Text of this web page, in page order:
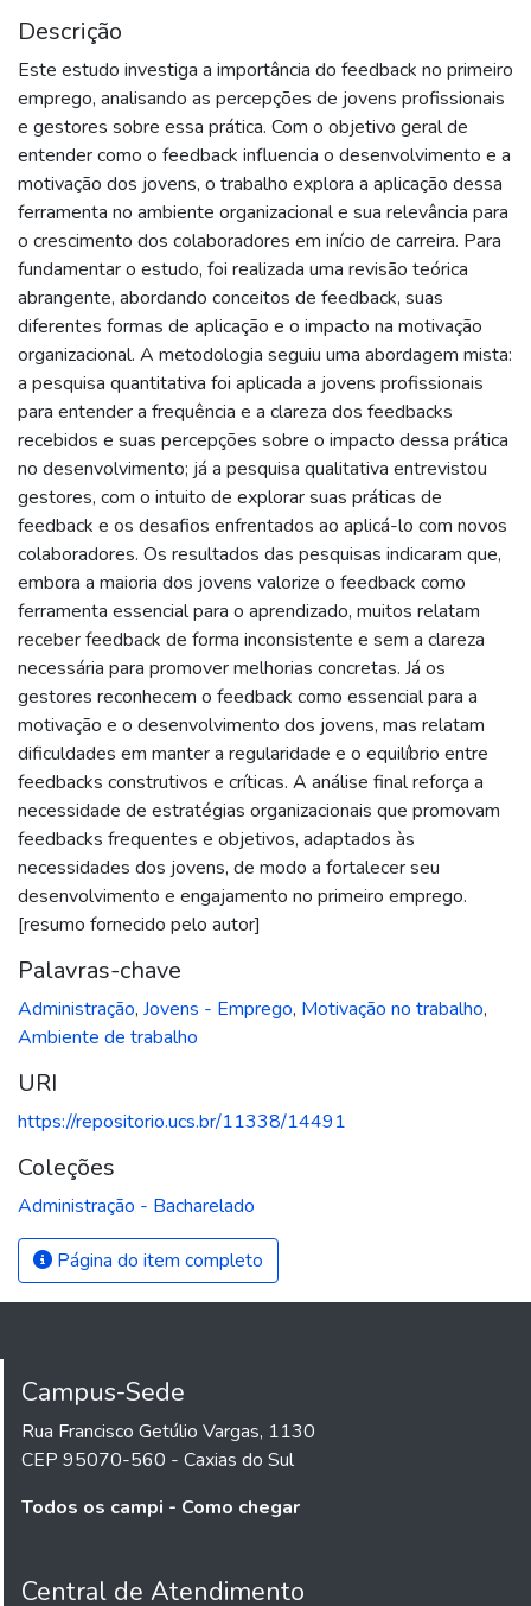
Descrição
Este estudo investiga a importância do feedback no primeiro
emprego, analisando as percepções de jovens profissionais
e gestores sobre essa prática. Com o objetivo geral de
entender como o feedback influencia o desenvolvimento e a
motivação dos jovens, o trabalho explora a aplicação dessa
ferramenta no ambiente organizacional e sua relevância para
o crescimento dos colaboradores em início de carreira. Para
fundamentar o estudo, foi realizada uma revisão teórica
abrangente, abordando conceitos de feedback, suas
diferentes formas de aplicação e o impacto na motivação
organizacional. A metodologia seguiu uma abordagem mista:
a pesquisa quantitativa foi aplicada a jovens profissionais
para entender a frequência e a clareza dos feedbacks
recebidos e suas percepções sobre o impacto dessa prática
no desenvolvimento; já a pesquisa qualitativa entrevistou
gestores, com o intuito de explorar suas práticas de
feedback e os desafios enfrentados ao aplicá-lo com novos
colaboradores. Os resultados das pesquisas indicaram que,
embora a maioria dos jovens valorize o feedback como
ferramenta essencial para o aprendizado, muitos relatam
receber feedback de forma inconsistente e sem a clareza
necessária para promover melhorias concretas. Já os
gestores reconhecem o feedback como essencial para a
motivação e o desenvolvimento dos jovens, mas relatam
dificuldades em manter a regularidade e o equilíbrio entre
feedbacks construtivos e críticas. A análise final reforça a
necessidade de estratégias organizacionais que promovam
feedbacks frequentes e objetivos, adaptados às
necessidades dos jovens, de modo a fortalecer seu
desenvolvimento e engajamento no primeiro emprego.
[resumo fornecido pelo autor]
Palavras-chave
Administração, Jovens - Emprego, Motivação no trabalho,
Ambiente de trabalho
URI
https://repositorio.ucs.br/11338/14491
Coleções
Administração - Bacharelado
Página do item completo
Campus-Sede
Rua Francisco Getúlio Vargas, 1130
CEP 95070-560 - Caxias do Sul
Todos os campi - Como chegar
Central de Atendimento